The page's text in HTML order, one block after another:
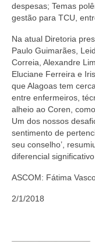
Censura
Para Você
Clube de
Valores
Reserva
Notícias
Ouvidoria
despesas; Temas
gestão para TCU,
Na atual Diretoria
Paulo Guimarães,
Correia, Alexandre
Eluciane Ferreira e
que Alagoas tem
entre enfermeiros,
alheio ao Coren,
Um dos nossos
sentimento de
seu conselho’,
diferencial
ASCOM: Fátima
2/1/2018